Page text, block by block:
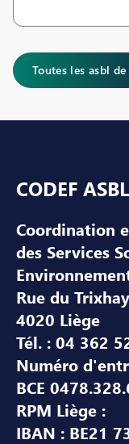
Toutes les asbl de
CODEF ASBL
Coordination
des Services
Rue du
4020 Liège
Tél. : 04 362
Numéro
BCE
RPM Liège :
IBAN : BE21